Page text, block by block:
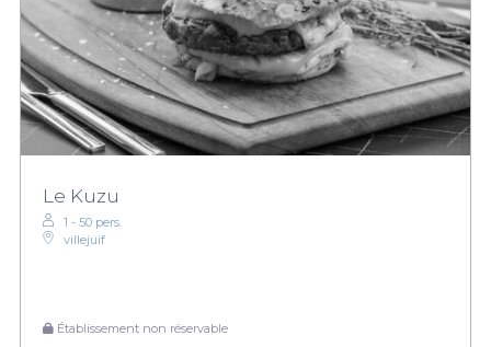
Le Kuzu
1 - 50 pers.
villejuif
Établissement non réservable